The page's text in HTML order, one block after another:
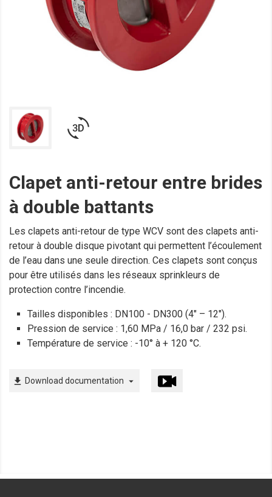
3d_rotation
Clapet anti-retour entre brides
à double battants
Les clapets anti-retour de type WCV sont des clapets anti-
retour à double disque pivotant qui permettent l’écoulement
de l’eau dans une seule direction. Ces clapets sont conçus
pour être utilisés dans les réseaux sprinkleurs de
protection contre l’incendie.
Tailles disponibles : DN100 - DN300 (4" – 12").
Pression de service : 1,60 MPa / 16,0 bar / 232 psi.
Température de service : -10° à + 120 °C.
file_download Download documentation arrow_drop_down